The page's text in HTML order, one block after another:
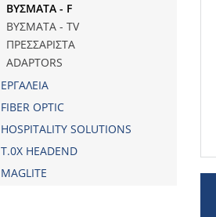
ΒΥΣΜΑΤΑ - F
ΒΥΣΜΑΤΑ - TV
ΠΡΕΣΣΑΡΙΣΤΑ
ADAPTORS
ΕΡΓΑΛΕΙΑ
FIBER OPTIC
HOSPITALITY SOLUTIONS
Τ.0Χ HEADEND
MAGLITE